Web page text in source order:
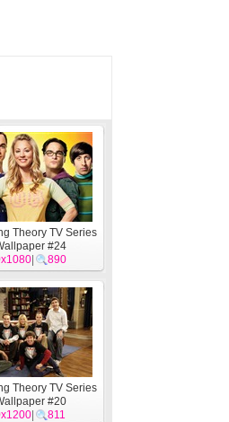
Theory TV Series
#24
| 890
Theory TV Series
#20
811